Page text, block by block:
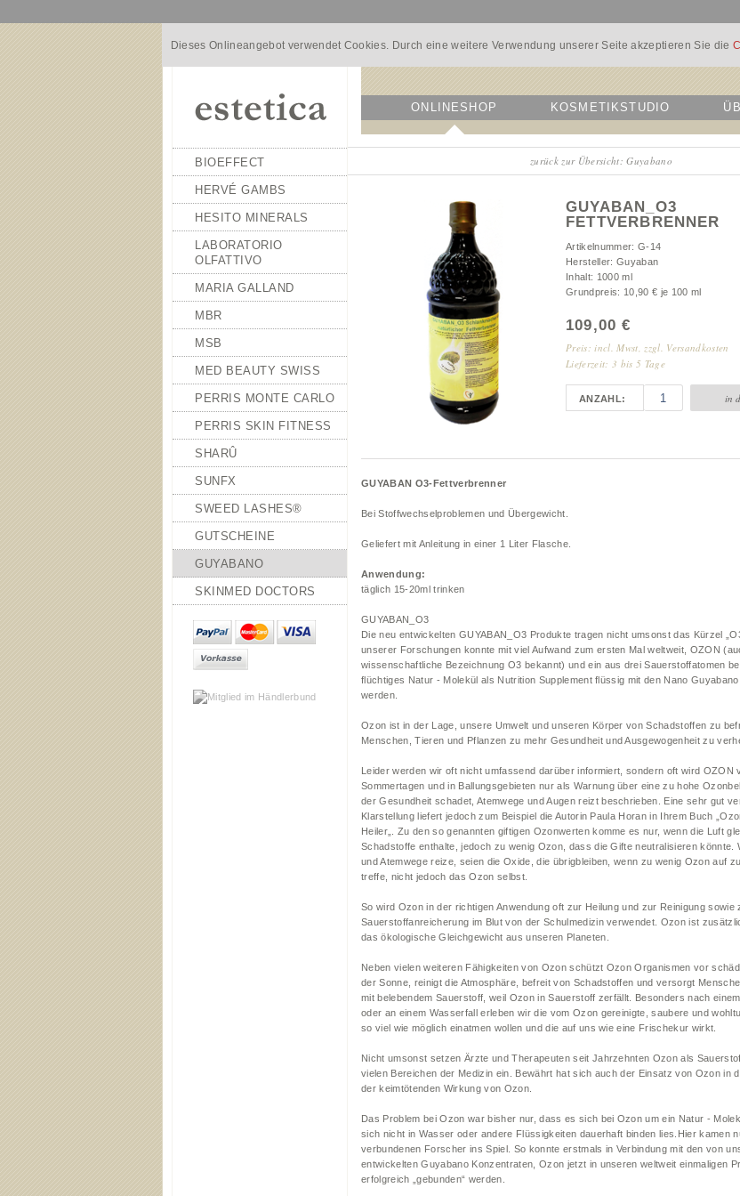
Dieses Onlineangebot verwendet Cookies. Durch eine weitere Verwendung unserer Seite akzeptieren Sie die
BIOEFFECT
HERVÉ GAMBS
HESITO MINERALS
LABORATORIO
OLFATTIVO
MARIA GALLAND
MBR
MSB
MED BEAUTY SWISS
PERRIS MONTE CARLO
PERRIS SKIN FITNESS
SHARÛ
SUNFX
SWEED LASHES®
GUTSCHEINE
GUYABANO
SKINMED DOCTORS
ONLINESHOP KOSMETIKSTUDIO
zurück zur Übersicht: Guyabano
GUYABAN_O3
FETTVERBRENNER
Artikelnummer G-14
Hersteller Guyaban
Inhalt
1000 ml
Grundpreis
10,90 € je 100 ml
109,00 €
Preis: incl. Mwst, zzgl. Versandkosten
Lieferzeit: 3 bis 5 Tage
ANZAHL in
GUYABAN O3-Fettverbrenner
Bei Stoffwechselproblemen und Übergewicht.
Geliefert mit Anleitung in einer 1 Liter Flasche.
Anwendung:
täglich 15-20ml trinken
GUYABAN_O3
Die neu entwickelten GUYABAN_O3 Produkte tragen nicht umsonst das Kürzel
unserer Forschungen konnte mit viel Aufwand zum ersten Mal weltweit, OZON
wissenschaftliche Bezeichnung O3 bekannt) und ein aus drei Sauerstoffatomen
flüchtiges Natur - Molekül als Nutrition Supplement flüssig mit den Nano
werden.
Ozon ist in der Lage, unsere Umwelt und unseren Körper von Schadstoffen zu
Menschen, Tieren und Pflanzen zu mehr Gesundheit und Ausgewogenheit zu
Leider werden wir oft nicht umfassend darüber informiert, sondern oft wird OZON
Sommertagen und in Ballungsgebieten nur als Warnung über eine zu hohe
der Gesundheit schadet, Atemwege und Augen reizt beschrieben. Eine sehr gut
Klarstellung liefert jedoch zum Beispiel die Autorin Paula Horan in Ihrem Buch
Heiler„. Zu den so genannten giftigen Ozonwerten komme es nur, wenn die Luft
Schadstoffe enthalte, jedoch zu wenig Ozon, dass die Gifte neutralisieren könnte.
und Atemwege reize, seien die Oxide, die übrigbleiben, wenn zu wenig Ozon auf
treffe, nicht jedoch das Ozon selbst.
So wird Ozon in der richtigen Anwendung oft zur Heilung und zur Reinigung sowie
Sauerstoffanreicherung im Blut von der Schulmedizin verwendet. Ozon ist
das ökologische Gleichgewicht aus unseren Planeten.
Neben vielen weiteren Fähigkeiten von Ozon schützt Ozon Organismen vor
der Sonne, reinigt die Atmosphäre, befreit von Schadstoffen und versorgt
mit belebendem Sauerstoff, weil Ozon in Sauerstoff zerfällt. Besonders nach
oder an einem Wasserfall erleben wir die vom Ozon gereinigte, saubere und
so viel wie möglich einatmen wollen und die auf uns wie eine Frischekur wirkt.
Nicht umsonst setzen Ärzte und Therapeuten seit Jahrzehnten Ozon als
vielen Bereichen der Medizin ein. Bewährt hat sich auch der Einsatz von Ozon in
der keimtötenden Wirkung von Ozon.
Das Problem bei Ozon war bisher nur, dass es sich bei Ozon um ein Natur -
sich nicht in Wasser oder andere Flüssigkeiten dauerhaft binden lies.Hier kamen
verbundenen Forscher ins Spiel. So konnte erstmals in Verbindung mit den von
entwickelten Guyabano Konzentraten, Ozon jetzt in unseren weltweit einmaligen
erfolgreich „gebunden“ werden.